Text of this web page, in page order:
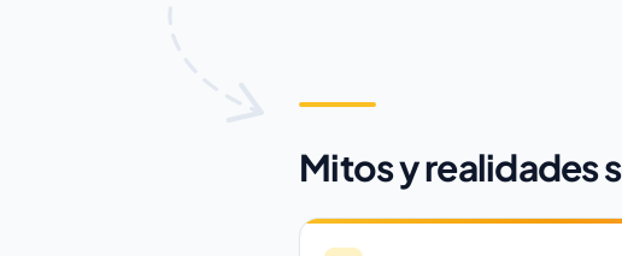
Mitos y realidades